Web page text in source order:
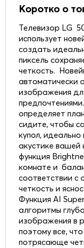
Коротко о
Телевизор LG
использует
создать
пиксель
четкость.
автоматически
изображения
определяет
сидите, чтобы
купол,
акустике
функция
комнате и
соответствии с
четкость и
Функция AI
алгоритмы
изображения в
поэтому все,
потрясающе